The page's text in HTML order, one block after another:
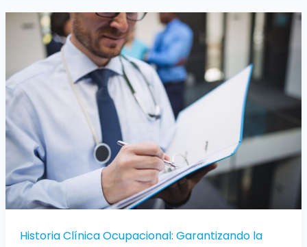
Historia Clínica Ocupacional: Garantizando la
Historia
Clínica
Ocupacional:
Garantizando
la
Salud
Laboral
con
Proteger
IPS